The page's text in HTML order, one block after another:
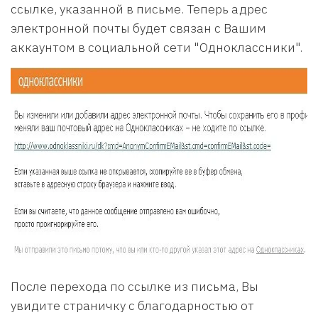
ссылке, указанной в письме. Теперь адрес
электронной почты будет связан с Вашим
аккаунтом в социальной сети "Одноклассники".
После перехода по ссылке из письма, Вы
увидите страничку с благодарностью от